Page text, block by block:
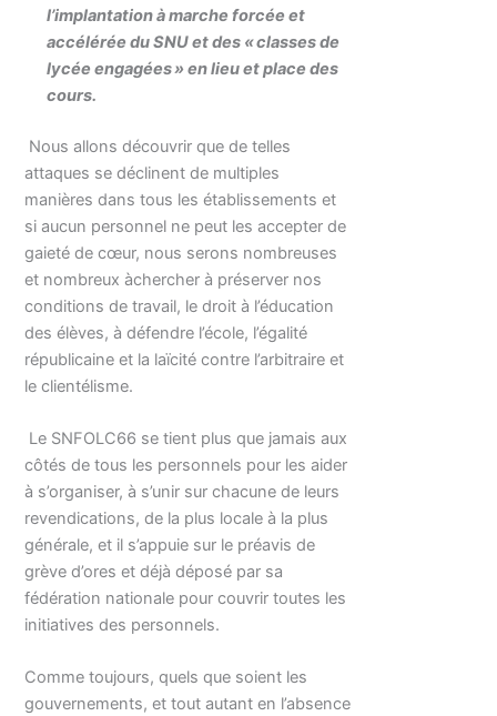
l’implantation à marche forcée et
accélérée du SNU et des « classes de
lycée engagées » en lieu et place des
cours.
Nous allons découvrir que de telles
attaques se déclinent de multiples
manières dans tous les établissements et
si aucun personnel ne peut les accepter de
gaieté de cœur, nous serons nombreuses
et nombreux àchercher à préserver nos
conditions de travail, le droit à l’éducation
des élèves, à défendre l’école, l’égalité
républicaine et la laïcité contre l’arbitraire et
le clientélisme.
Le SNFOLC66 se tient plus que jamais aux
côtés de tous les personnels pour les aider
à s’organiser, à s’unir sur chacune de leurs
revendications, de la plus locale à la plus
générale, et il s’appuie sur le préavis de
grève d’ores et déjà déposé par sa
fédération nationale pour couvrir toutes les
initiatives des personnels.
Comme toujours, quels que soient les
gouvernements, et tout autant en l’absence